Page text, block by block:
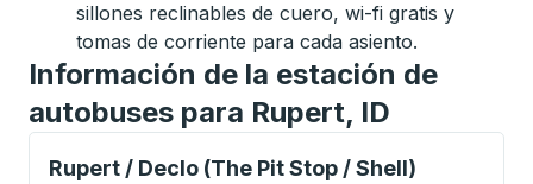
sillones reclinables de cuero, wi-fi gratis y
tomas de corriente para cada asiento.
Información de la estación de
autobuses para Rupert, ID
Rupert / Declo (The Pit Stop / Shell)
Curbside Stop, utilice las teclas de flecha o la tecla